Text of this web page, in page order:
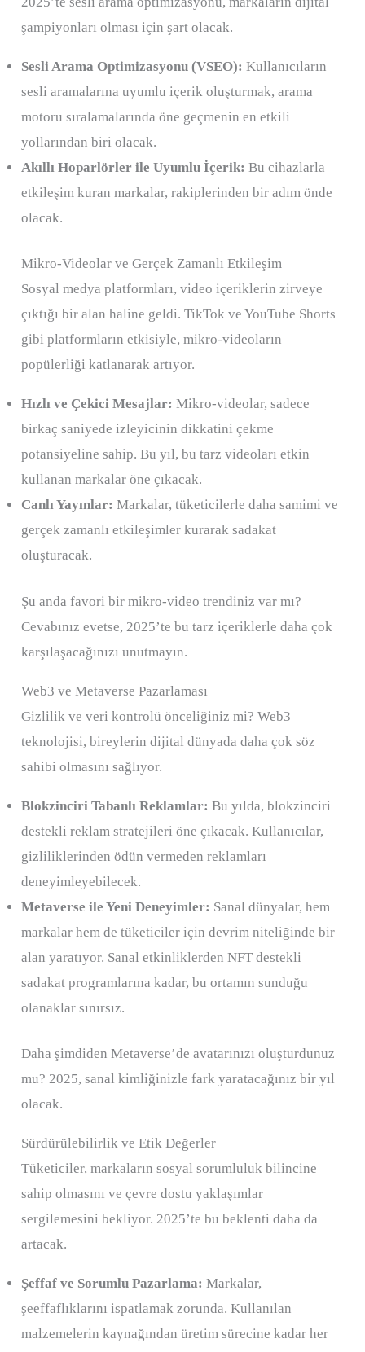
şampiyonları olması için şart olacak.
Sesli Arama Optimizasyonu (VSEO): Kullanıcıların
sesli aramalarına uyumlu içerik oluşturmak, arama
motoru sıralamalarında öne geçmenin en etkili
yollarından biri olacak.
Akıllı Hoparlörler ile Uyumlu İçerik: Bu cihazlarla
etkileşim kuran markalar, rakiplerinden bir adım önde
olacak.
Mikro-Videolar ve Gerçek Zamanlı Etkileşim
Sosyal medya platformları, video içeriklerin zirveye
çıktığı bir alan haline geldi. TikTok ve YouTube Shorts
gibi platformların etkisiyle, mikro-videoların
popülerliği katlanarak artıyor.
Hızlı ve Çekici Mesajlar: Mikro-videolar, sadece
birkaç saniyede izleyicinin dikkatini çekme
potansiyeline sahip. Bu yıl, bu tarz videoları etkin
kullanan markalar öne çıkacak.
Canlı Yayınlar: Markalar, tüketicilerle daha samimi ve
gerçek zamanlı etkileşimler kurarak sadakat
oluşturacak.
Şu anda favori bir mikro-video trendiniz var mı?
Cevabınız evetse, 2025’te bu tarz içeriklerle daha çok
karşılaşacağınızı unutmayın.
Web3 ve Metaverse Pazarlaması
Gizlilik ve veri kontrolü önceliğiniz mi? Web3
teknolojisi, bireylerin dijital dünyada daha çok söz
sahibi olmasını sağlıyor.
Blokzinciri Tabanlı Reklamlar: Bu yılda, blokzinciri
destekli reklam stratejileri öne çıkacak. Kullanıcılar,
gizliliklerinden ödün vermeden reklamları
deneyimleyebilecek.
Metaverse ile Yeni Deneyimler: Sanal dünyalar, hem
markalar hem de tüketiciler için devrim niteliğinde bir
alan yaratıyor. Sanal etkinliklerden NFT destekli
sadakat programlarına kadar, bu ortamın sunduğu
olanaklar sınırsız.
Daha şimdiden Metaverse’de avatarınızı oluşturdunuz
mu? 2025, sanal kimliğinizle fark yaratacağınız bir yıl
olacak.
Sürdürülebilirlik ve Etik Değerler
Tüketiciler, markaların sosyal sorumluluk bilincine
sahip olmasını ve çevre dostu yaklaşımlar
sergilemesini bekliyor. 2025’te bu beklenti daha da
artacak.
Şeffaf ve Sorumlu Pazarlama: Markalar,
şeeffaflıklarını ispatlamak zorunda. Kullanılan
malzemelerin kaynağından üretim sürecine kadar her